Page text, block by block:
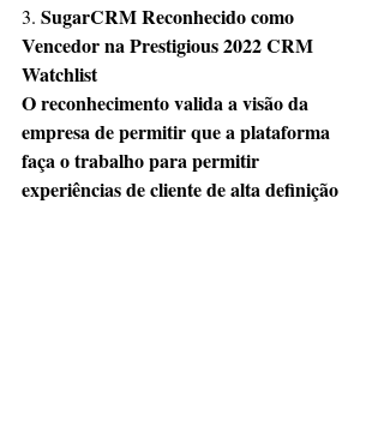
3. SugarCRM Reconhecido como
Vencedor na Prestigious 2022 CRM
Watchlist
O reconhecimento valida a visão da
empresa de permitir que a plataforma
faça o trabalho para permitir
experiências de cliente de alta definição